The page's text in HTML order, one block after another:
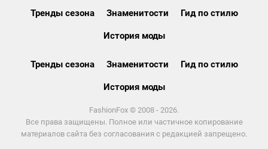
Тренды сезона Знаменитости Гид по стилю
История моды
Тренды сезона Знаменитости Гид по стилю
История моды
FashionFox © 2008 - 2026.
Все права защищены. Полное или частичное копирование
материалов сайта без согласования с редакцией запрещено.